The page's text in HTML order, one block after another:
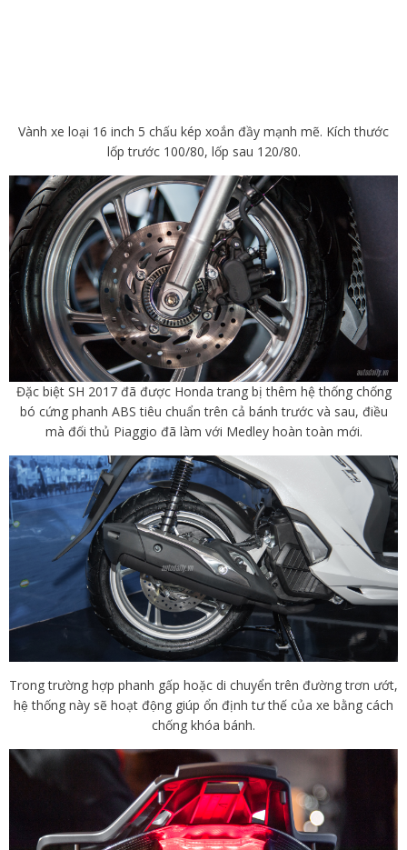
Vành xe loại 16 inch 5 chấu kép xoắn đầy mạnh mẽ. Kích thước
lốp trước 100/80, lốp sau 120/80.
Đặc biệt SH 2017 đã được Honda trang bị thêm hệ thống chống
bó cứng phanh ABS tiêu chuẩn trên cả bánh trước và sau, điều
mà đối thủ Piaggio đã làm với Medley hoàn toàn mới.
Trong trường hợp phanh gấp hoặc di chuyển trên đường trơn ướt,
hệ thống này sẽ hoạt động giúp ổn định tư thế của xe bằng cách
chống khóa bánh.